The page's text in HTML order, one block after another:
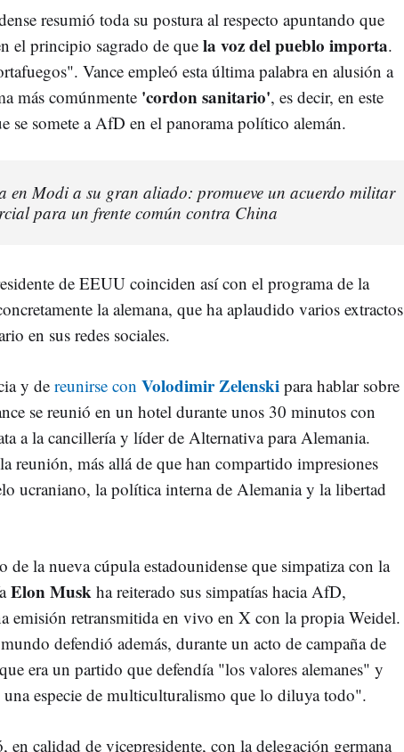
resumió toda su postura al respecto apuntando que
el principio sagrado de que la voz del pueblo importa.
Vance empleó esta última palabra en alusión a
más comúnmente 'cordon sanitario', es decir, en este
se somete a AfD en el panorama político alemán.
en Modi a su gran aliado: promueve un acuerdo militar
para un frente común contra China
de EEUU coinciden así con el programa de la
la alemana, que ha aplaudido varios extractos
en sus redes sociales.
y de reunirse con Volodimir Zelenski para hablar sobre
se reunió en un hotel durante unos 30 minutos con
a la cancillería y líder de Alternativa para Alemania.
reunión, más allá de que han compartido impresiones
ucraniano, la política interna de Alemania y la libertad
de la nueva cúpula estadounidense que simpatiza con la
Elon Musk ha reiterado sus simpatías hacia AfD,
emisión retransmitida en vivo en X con la propia Weidel.
defendió además, durante un acto de campaña de
era un partido que defendía "los valores alemanes" y
especie de multiculturalismo que lo diluya todo".
en calidad de vicepresidente, con la delegación germana